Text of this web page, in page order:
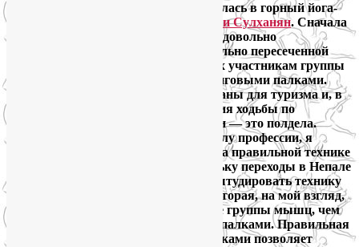
Пару недель назад я спонтанно собралась в горный йога-
Лили Сулханян. Сначала
пара-тройка дней в Катманду, затем довольно
напряженный пеший маршрут по сильно пересеченной
горной местности. В пеших переходах участникам группы
рекомендуется пользоваться треккинговыми палками.
Палки эти специально сконструированы для туризма и, в
частности, альпинизма для облегчения ходьбы по
неровному рельефу. Но купить палки — это полдела.
Нужно уметь ими пользоваться. В силу профессии, я
слегка (а скорее, сильно) зациклена на правильной технике
любой физической нагрузки. Поскольку переходы в Непале
ожидаются несложные, решила проштудировать технику
скандинавской ходьбы с палками, которая, на мой взгляд,
гармоничнее прорабатывает верхние группы мышц, чем
ходьба собственно с треккинговыми палками. Правильная
техника скандинавской ходьбы с палками позволяет